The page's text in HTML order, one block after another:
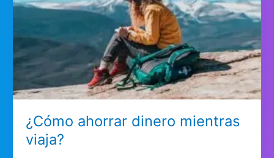
¿Cómo ahorrar dinero mientras
viaja?